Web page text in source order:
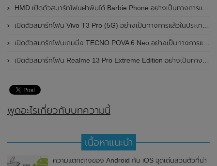
HMD เปิดตัวสมาร์ทโฟนฝาพับได้ Barbie Phone อย่างเป็นทางการแล้ว มาพร้อมธีมสีชมพูสดใส
เปิดตัวสมาร์ทโฟน Vivo T3 Pro (5G) อย่างเป็นทางการแล้วในประเทศอินเดีย
เปิดตัวสมาร์ทโฟนเกมมิ่ง TECNO POVA 6 Neo อย่างเป็นทางการแล้วในประเทศไทย ในราคา 8,499 บาท
เปิดตัวสมาร์ทโฟน Realme 13 Pro Extreme Edition อย่างเป็นทางการแล้วในประเทศจีน
พูดอะไรเกี่ยวกับบทความนี้
เนื้อหาแนะนำ
ความแตกต่างของ Android กับ iOS จุดเด่นส่วนตัวที่น่า